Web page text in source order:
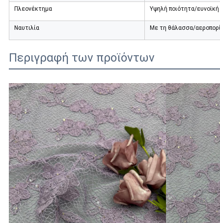
Πλεονέκτημα Υψηλή ποιότητα/
Ναυτιλία Με τη θάλασσα/
Περιγραφή των προϊόντων